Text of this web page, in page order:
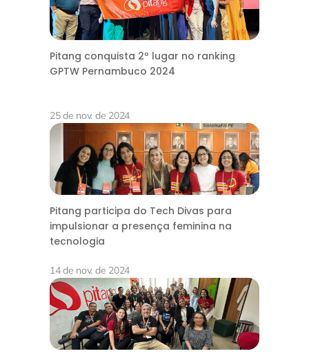
Pitang conquista 2º lugar no ranking
GPTW Pernambuco 2024
25 de nov. de 2024
Pitang participa do Tech Divas para
impulsionar a presença feminina na
tecnologia
14 de nov. de 2024